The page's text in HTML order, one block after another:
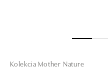
Kolekcia Mother Nature